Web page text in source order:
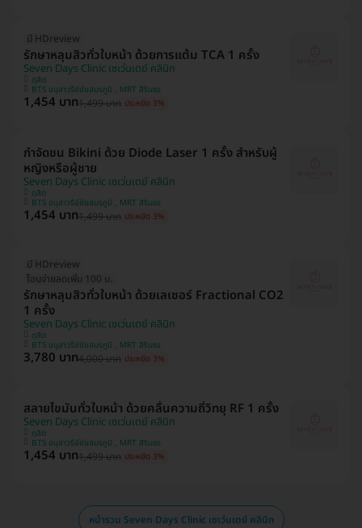
มี HDreview
รักษาหลุมสิวทั่วใบหน้า ด้วยการแต้ม TCA 1 ครั้ง
Seven Days Clinic เซเว่นเดย์ คลินิก
ดุสิต
BTS อนุสาวรีย์ชัยสมรภูมิ , MRT สิรินธร
1,454 บาท1,499 บาท ประหยัด 3%
กำจัดขน Bikini ด้วย Diode Laser 1 ครั้ง สำหรับผู้
หญิงหรือผู้ชาย
Seven Days Clinic เซเว่นเดย์ คลินิก
ดุสิต
BTS อนุสาวรีย์ชัยสมรภูมิ , MRT สิรินธร
1,454 บาท1,499 บาท ประหยัด 3%
มี HDreview
โอนจ่ายลดเพิ่ม 100 บ.
รักษาหลุมสิวทั่วใบหน้า ด้วยเลเซอร์ Fractional CO2
1 ครั้ง
Seven Days Clinic เซเว่นเดย์ คลินิก
ดุสิต
BTS อนุสาวรีย์ชัยสมรภูมิ , MRT สิรินธร
3,780 บาท4,000 บาท ประหยัด 3%
สลายไขมันทั่วใบหน้า ด้วยคลื่นความถี่วิทยุ RF 1 ครั้ง
Seven Days Clinic เซเว่นเดย์ คลินิก
ดุสิต
BTS อนุสาวรีย์ชัยสมรภูมิ , MRT สิรินธร
1,454 บาท1,499 บาท ประหยัด 3%
หน้ารวม Seven Days Clinic เซเว่นเดย์ คลินิก